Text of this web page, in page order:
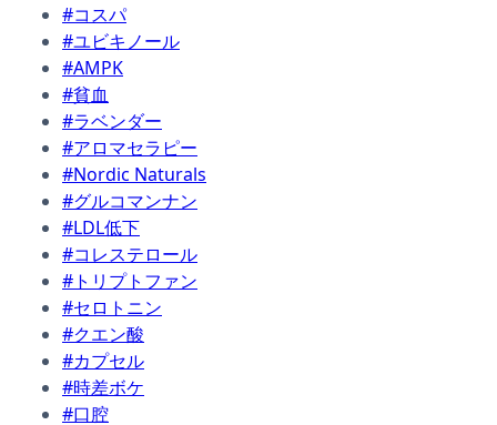
#コスパ
#ユビキノール
#AMPK
#貧血
#ラベンダー
#アロマセラピー
#Nordic Naturals
#グルコマンナン
#LDL低下
#コレステロール
#トリプトファン
#セロトニン
#クエン酸
#カプセル
#時差ボケ
#口腔